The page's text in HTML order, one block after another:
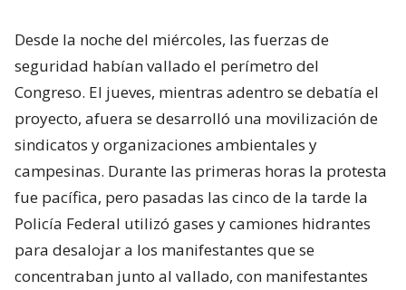
Desde la noche del miércoles, las fuerzas de
seguridad habían vallado el perímetro del
Congreso. El jueves, mientras adentro se debatía el
proyecto, afuera se desarrolló una movilización de
sindicatos y organizaciones ambientales y
campesinas. Durante las primeras horas la protesta
fue pacífica, pero pasadas las cinco de la tarde la
Policía Federal utilizó gases y camiones hidrantes
para desalojar a los manifestantes que se
concentraban junto al vallado, con manifestantes